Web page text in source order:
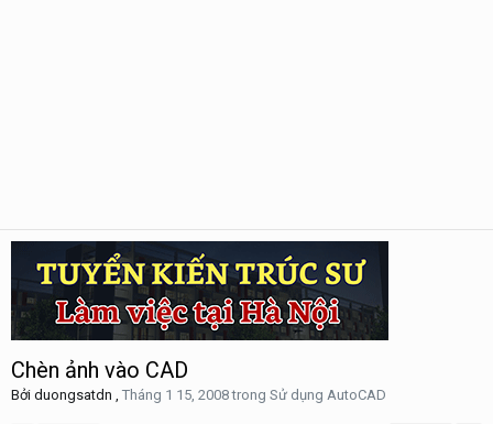
Chèn ảnh vào CAD
Bởi duongsatdn , Tháng 1 15, 2008trong Sử dụng AutoCAD